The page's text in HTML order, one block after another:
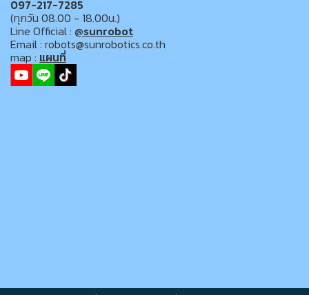
097-217-7285
(ทุกวัน 08.00 - 18.00น.)
Line Official : @sunrobot
Email : robots@sunrobotics.co.th
map : แผนที่